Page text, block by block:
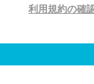
利用規約の確